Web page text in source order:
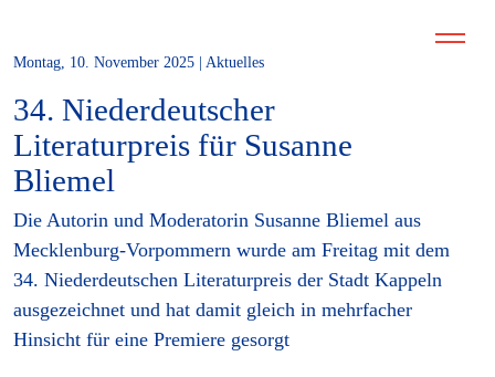
Montag, 10. November 2025 | Aktuelles
34. Niederdeutscher
Literaturpreis für Susanne
Bliemel
Die Autorin und Moderatorin Susanne Bliemel aus
Mecklenburg-Vorpommern wurde am Freitag mit dem
34. Niederdeutschen Literaturpreis der Stadt Kappeln
ausgezeichnet und hat damit gleich in mehrfacher
Hinsicht für eine Premiere gesorgt